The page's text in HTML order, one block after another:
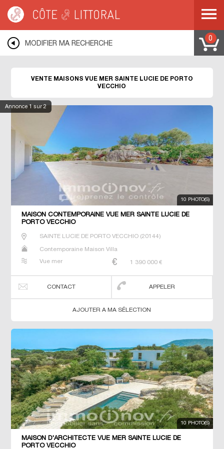
CORSE > CORSE DU SUD SAINTE LUCIE DE PORTO VECCHIO
MODIFIER MA RECHERCHE
0
Annonce1sur 2
VENTE MAISONS VUE MER SAINTE LUCIE DE PORTO
VECCHIO
10 PHOTO(S)
MAISON CONTEMPORAINE VUE MER SAINTE LUCIE DE
PORTO VECCHIO
SAINTE LUCIE DE PORTO VECCHIO(20144)
Contemporaine Maison Villa
Vue mer 1 390 000 €
CONTACT APPELER
AJOUTER A MA SÉLECTION
10 PHOTO(S)
MAISON D'ARCHITECTE VUE MER SAINTE LUCIE DE
PORTO VECCHIO